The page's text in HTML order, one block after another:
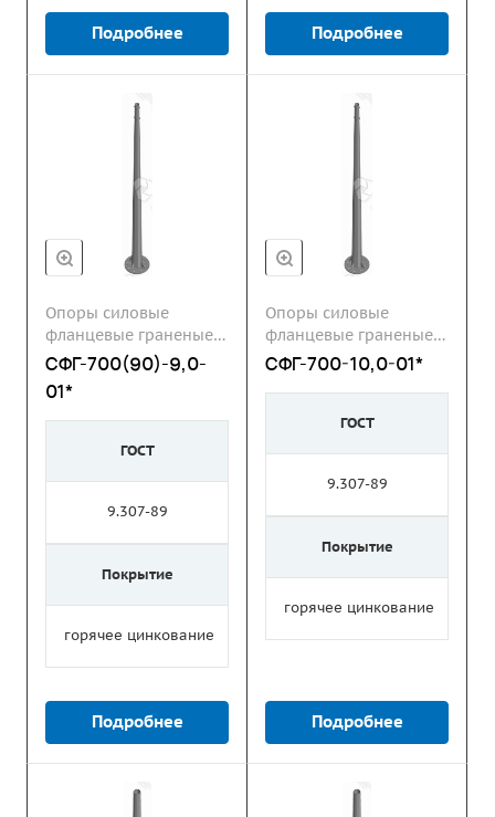
Подробнее Подробнее
Опоры силовые
фланцевые граненые
СФГ
СФГ-700(90)-9,0-
01*
ГОСТ
9.307-89
Покрытие
горячее цинкование
Подробнее
Опоры силовые
фланцевые граненые
СФГ
СФГ-700-10,0-01*
ГОСТ
9.307-89
Покрытие
горячее цинкование
Подробнее